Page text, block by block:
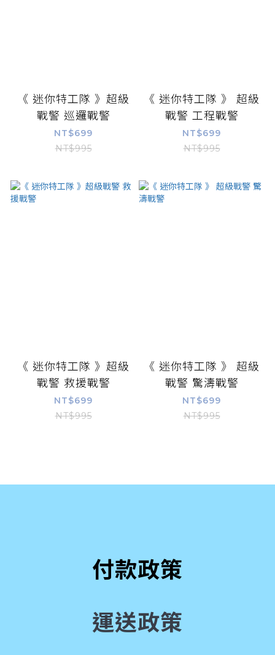
《 迷你特工隊 》超級
戰警 巡邏戰警
NT$699
NT$995
《 迷你特工隊 》 超級
戰警 工程戰警
NT$699
NT$995
《 迷你特工隊 》超級
戰警 救援戰警
NT$699
NT$995
《 迷你特工隊 》 超級
戰警 驚濤戰警
NT$699
NT$995
付款政策
運送政策